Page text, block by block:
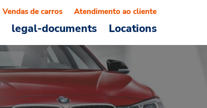
legal-documents Locations
Vendas de carros Atendimento ao cliente